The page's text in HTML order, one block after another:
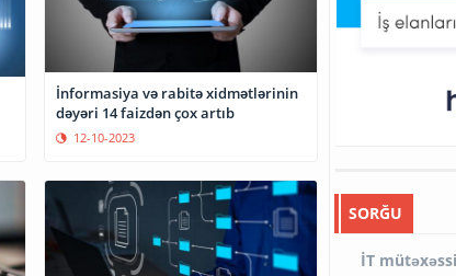
İnformasiya və rabitə xidmətlərinin
dəyəri 14 faizdən çox artıb
12-10-2023
SORĞU
İT